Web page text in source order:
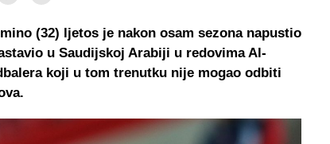
(32) ljetos je nakon osam sezona napustio
u Saudijskoj Arabiji u redovima Al-
koji u tom trenutku nije mogao odbiti